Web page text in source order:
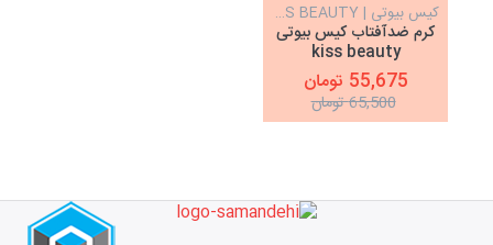
کیس بیوتی | KISS BEAUTY
کرم ضدآفتاب کیس بیوتی
kiss beauty
55,675 تومان
65,500 تومان